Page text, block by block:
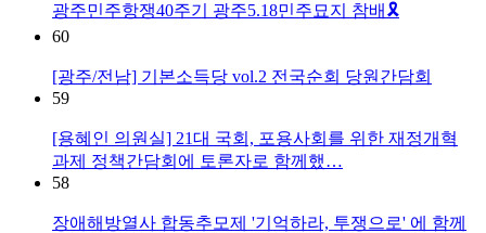
광주민주항쟁40주기 광주5.18민주묘지 참배🎗️
60
[광주/전남] 기본소득당 vol.2 전국순회 당원간담회
59
[용혜인 의원실] 21대 국회, 포용사회를 위한 재정개혁
과제 정책간담회에 토론자로 함께했…
58
장애해방열사 합동추모제 '기억하라, 투쟁으로' 에 함께